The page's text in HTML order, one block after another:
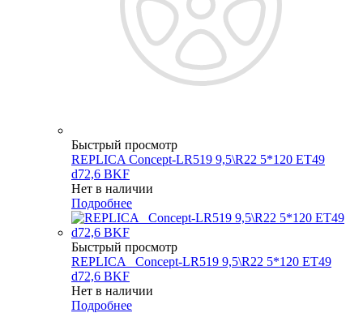
Быстрый просмотр
REPLICA Concept-LR519 9,5\R22 5*120 ET49
d72,6 BKF
Нет в наличии
Подробнее
Быстрый просмотр
REPLICA _Concept-LR519 9,5\R22 5*120 ET49
d72,6 BKF
Нет в наличии
Подробнее